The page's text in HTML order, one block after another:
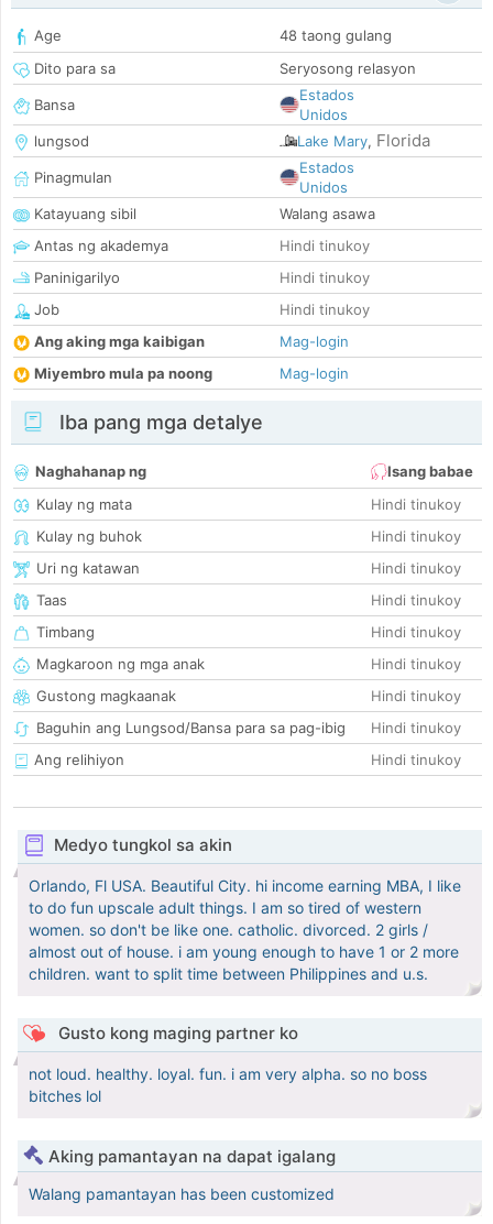
Age
48 taong gulang
Dito para sa
Seryosong relasyon
Bansa
Estados
Unidos
lungsod
Lake Mary, Florida
Pinagmulan
Estados
Unidos
Katayuang sibil
Walang asawa
Antas ng akademya
Hindi tinukoy
Paninigarilyo
Hindi tinukoy
Job
Hindi tinukoy
Ang aking mga kaibigan
Mag-login
Miyembro mula pa noong
Mag-login
Iba pang mga detalye
Naghahanap ng
Isang babae
Kulay ng mata
Hindi tinukoy
Kulay ng buhok
Hindi tinukoy
Uri ng katawan
Hindi tinukoy
Taas
Hindi tinukoy
Timbang
Hindi tinukoy
Magkaroon ng mga anak
Hindi tinukoy
Gustong magkaanak
Hindi tinukoy
Baguhin ang Lungsod/Bansa para sa pag-ibig
Hindi tinukoy
Ang relihiyon
Hindi tinukoy
Medyo tungkol sa akin
Orlando, Fl USA. Beautiful City. hi income earning MBA, I like
to do fun upscale adult things. I am so tired of western
women. so don't be like one. catholic. divorced. 2 girls /
almost out of house. i am young enough to have 1 or 2 more
children. want to split time between Philippines and u.s.
Gusto kong maging partner ko
not loud. healthy. loyal. fun. i am very alpha. so no boss
bitches lol
Aking pamantayan na dapat igalang
Walang pamantayan has been customized